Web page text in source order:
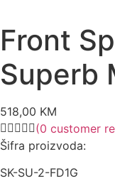
Front
Superb
518,00 KM
(0 customer
Šifra proizvoda:
SK-SU-2-FD1G